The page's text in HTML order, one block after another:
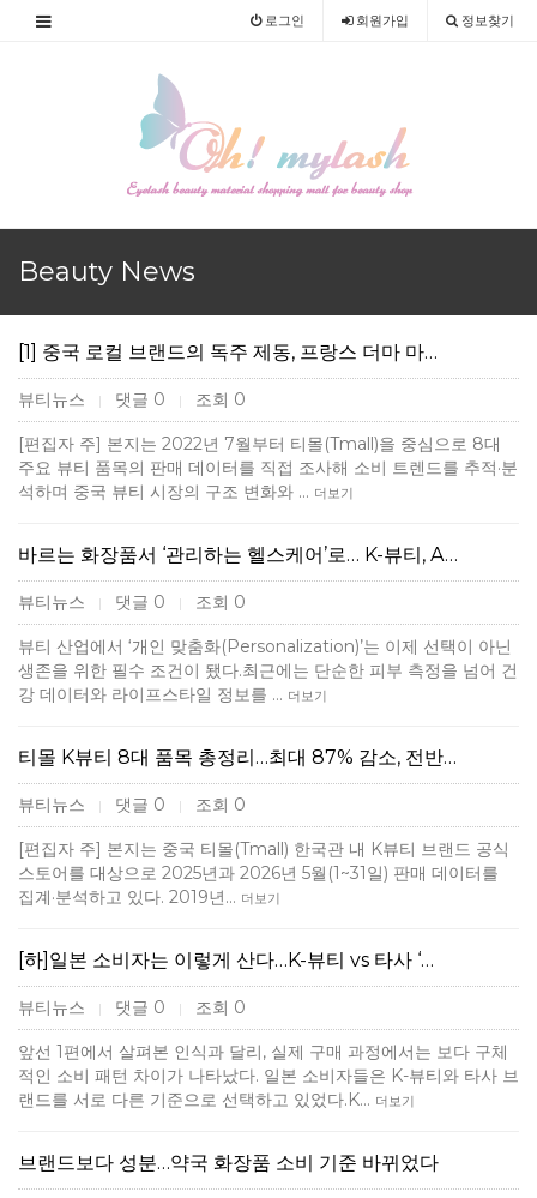
로그인 회원가입 정보찾기
Beauty News
[1] 중국 로컬 브랜드의 독주 제동, 프랑스 더마 마…
뷰티뉴스 | 댓글 0 | 조회 0
[편집자 주] 본지는 2022년 7월부터 티몰(Tmall)을 중심으로 8대
주요 뷰티 품목의 판매 데이터를 직접 조사해 소비 트렌드를 추적·분
석하며 중국 뷰티 시장의 구조 변화와 … 더보기
바르는 화장품서 ‘관리하는 헬스케어’로… K-뷰티, A…
뷰티뉴스 | 댓글 0 | 조회 0
뷰티 산업에서 ‘개인 맞춤화(Personalization)’는 이제 선택이 아닌
생존을 위한 필수 조건이 됐다.최근에는 단순한 피부 측정을 넘어 건
강 데이터와 라이프스타일 정보를 … 더보기
티몰 K뷰티 8대 품목 총정리…최대 87% 감소, 전반…
뷰티뉴스 | 댓글 0 | 조회 0
[편집자 주] 본지는 중국 티몰(Tmall) 한국관 내 K뷰티 브랜드 공식
스토어를 대상으로 2025년과 2026년 5월(1~31일) 판매 데이터를
집계·분석하고 있다. 2019년… 더보기
[하]일본 소비자는 이렇게 산다…K-뷰티 vs 타사 ‘…
뷰티뉴스 | 댓글 0 | 조회 0
앞선 1편에서 살펴본 인식과 달리, 실제 구매 과정에서는 보다 구체
적인 소비 패턴 차이가 나타났다. 일본 소비자들은 K-뷰티와 타사 브
랜드를 서로 다른 기준으로 선택하고 있었다.K… 더보기
브랜드보다 성분…약국 화장품 소비 기준 바뀌었다